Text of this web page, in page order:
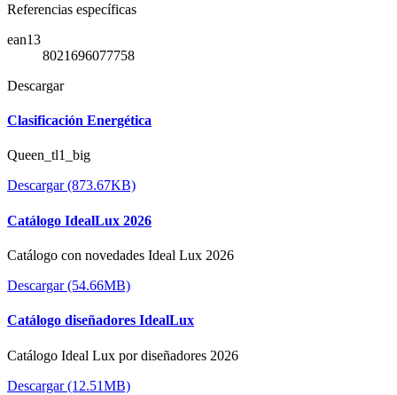
Referencias específicas
ean13
8021696077758
Descargar
Clasificación Energética
Queen_tl1_big
Descargar (873.67KB)
Catálogo IdealLux 2026
Catálogo con novedades Ideal Lux 2026
Descargar (54.66MB)
Catálogo diseñadores IdealLux
Catálogo Ideal Lux por diseñadores 2026
Descargar (12.51MB)